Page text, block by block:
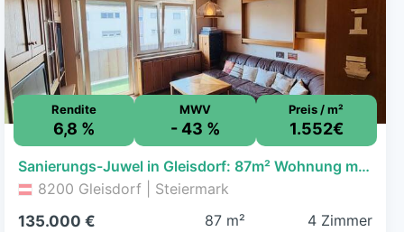
Rendite
6,8 %
MWV
- 43 %
Preis / m²
1.552€
Sanierungs-Juwel in Gleisdorf: 87m² Wohnung mit Loggia & Grünblick wartet auf Sie!
8200 Gleisdorf | Steiermark
135.000 €
87 m² 4 Zimmer